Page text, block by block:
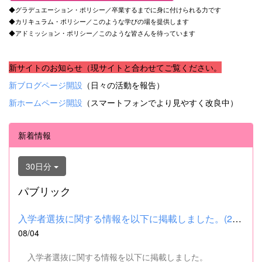
◆グラデュエーション・ポリシー／卒業するまでに身に付けられる力です
◆カリキュラム・ポリシー／このような学びの場を提供します
◆アドミッション・ポリシー／このような皆さんを待っています
新サイトのお知らせ（現サイトと合わせてご覧ください。
新ブログページ開設 （日々の活動を報告）
新ホームページ開設 （スマートフォンでより見やすく改良中）
新着情報
30日分
パブリック
入学者選抜に関する情報を以下に掲載しました。(2026.8.4) ■令和...
08/04
入学者選抜に関する情報を以下に掲載しました。